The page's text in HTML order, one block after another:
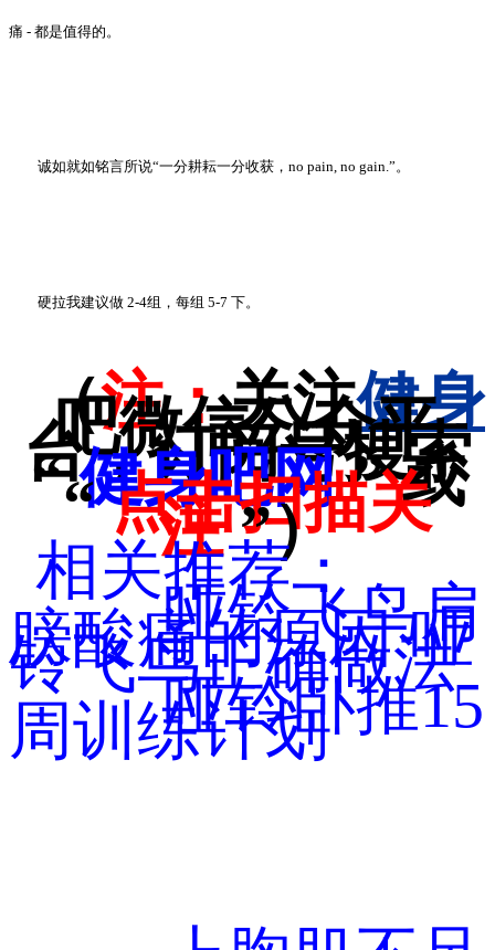
痛 - 都是值得的。
诚如就如铭言所说“一分耕耘一分收获，no pain, no gain.”。
硬拉我建议做 2-4组，每组 5-7 下。
（注：关注健身
吧微信公众平
台，订阅号搜索
“健身吧网” 或
“ 点击扫描关
注 ”）
相关推荐：
哑铃飞鸟肩
膀酸痛的原因 哑
铃飞鸟正确做法
哑铃卧推15
周训练计划